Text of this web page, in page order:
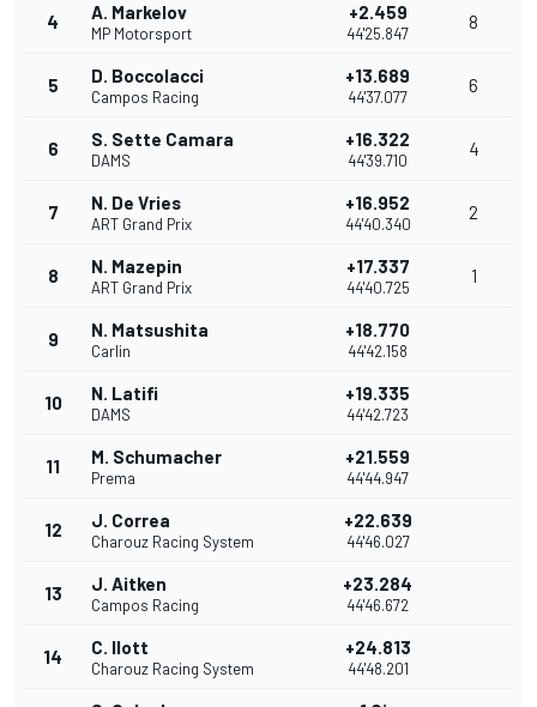
4 A. Markelov
MP Motorsport
+2.459
44'25.847
8
5 D. Boccolacci
Campos Racing
+13.689
44'37.077
6
6 S. Sette Camara
DAMS
+16.322
44'39.710
4
7 N. De Vries
ART Grand Prix
+16.952
44'40.340
2
8 N. Mazepin
ART Grand Prix
+17.337
44'40.725
1
9 N. Matsushita
Carlin
+18.770
44'42.158
10 N. Latifi
DAMS
+19.335
44'42.723
11 M. Schumacher
Prema
+21.559
44'44.947
12 J. Correa
Charouz Racing System
+22.639
44'46.027
13 J. Aitken
Campos Racing
+23.284
44'46.672
14 C. Ilott
Charouz Racing System
+24.813
44'48.201